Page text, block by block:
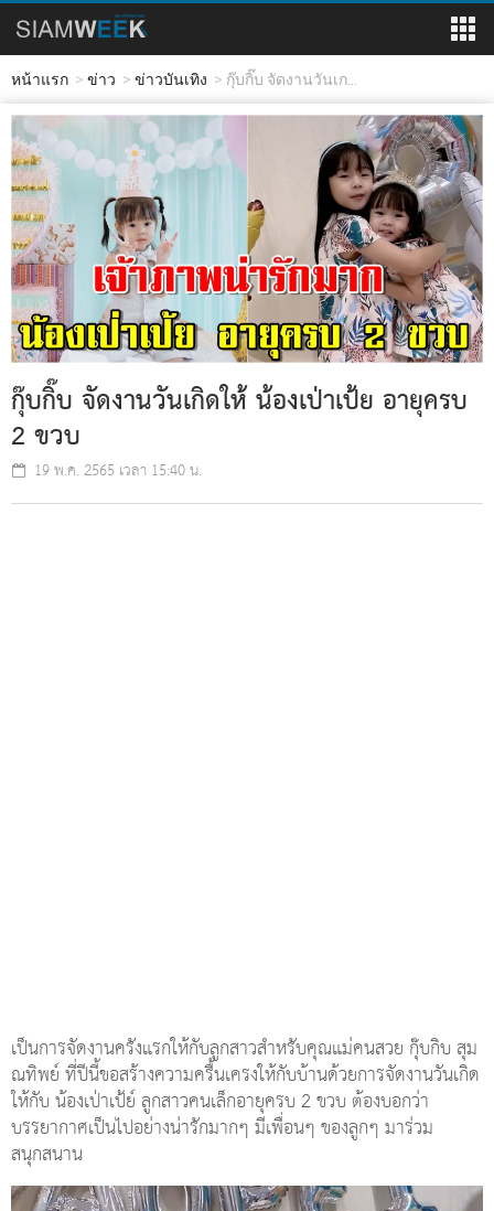
หน้าแรก ข่าว ข่าวบันเทิง กุ๊บกิ๊บ จัดงานวันเก...
กุ๊บกิ๊บ จัดงานวันเกิดให้ น้องเป่าเป้ย อายุครบ
2 ขวบ
19 พ.ค. 2565 เวลา 15:40 น.
เป็นการจัดงานครั้งแรกให้กับลูกสาวสำหรับคุณแม่คนสวย กุ๊บกิ๊บ สุม
ณทิพย์ ที่ปีนี้ขอสร้างความครื้นเครงให้กับบ้านด้วยการจัดงานวันเกิด
ให้กับ น้องเป่าเป้ย์ ลูกสาวคนเล็กอายุครบ 2 ขวบ ต้องบอกว่า
บรรยากาศเป็นไปอย่างน่ารักมากๆ มีเพื่อนๆ ของลูกๆ มาร่วม
สนุกสนาน